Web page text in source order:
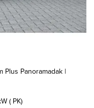
Plus Panoramadak |
( PK)